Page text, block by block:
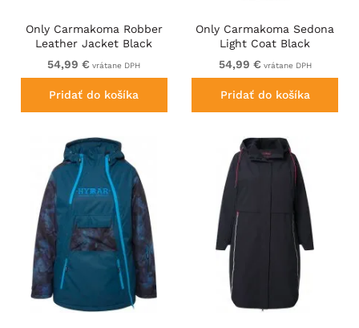
Only Carmakoma Robber
Leather Jacket Black
54,99 € vrátane DPH
Pridať do košíka
Only Carmakoma Sedona
Light Coat Black
54,99 € vrátane DPH
Pridať do košíka